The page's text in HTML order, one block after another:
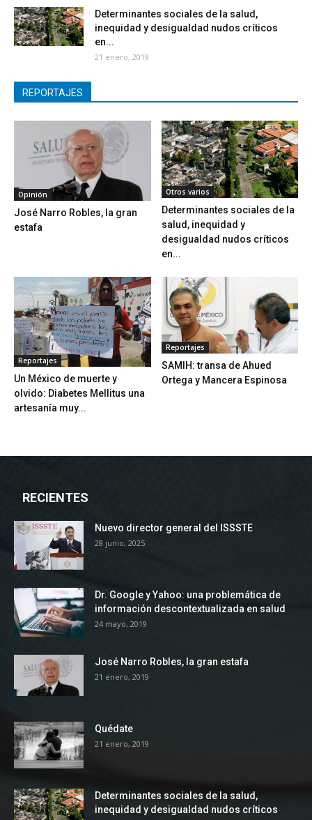
Determinantes sociales de la salud,
inequidad y desigualdad nudos críticos
en...
21 enero, 2019
REPORTAJES
Opinión
José Narro Robles, la gran
estafa
Otros varios
Determinantes sociales de la
salud, inequidad y
desigualdad nudos críticos
en...
Reportajes
Un México de muerte y
olvido: Diabetes Mellitus una
artesanía muy...
Reportajes
SAMIH: transa de Ahued
Ortega y Mancera Espinosa
RECIENTES
Nuevo director general del ISSSTE
28 junio, 2025
Dr. Google y Yahoo: una problemática de
información descontextualizada en salud
24 mayo, 2019
José Narro Robles, la gran estafa
21 enero, 2019
Quédate
21 enero, 2019
Determinantes sociales de la salud,
inequidad y desigualdad nudos críticos